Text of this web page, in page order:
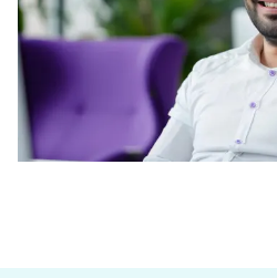
GLASFASER RUHR
1&1 Versatel
Managed Services
Richtfunk & Satellit
Carrier Access Plattform
Vergleichsportal